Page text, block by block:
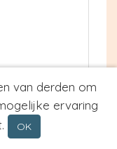
contact op
van derden om
ervaring
OK